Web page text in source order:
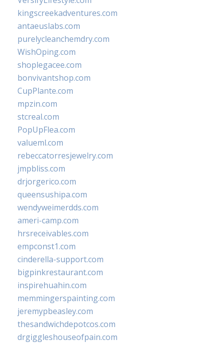
kingscreekadventures.com
antaeuslabs.com
purelycleanchemdry.com
WishOping.com
shoplegacee.com
bonvivantshop.com
CupPlante.com
mpzin.com
stcreal.com
PopUpFlea.com
valueml.com
rebeccatorresjewelry.com
jmpbliss.com
drjorgerico.com
queensushipa.com
wendyweimerdds.com
ameri-camp.com
hrsreceivables.com
empconst1.com
cinderella-support.com
bigpinkrestaurant.com
inspirehuahin.com
memmingerspainting.com
jeremypbeasley.com
thesandwichdepotcos.com
drgiggleshouseofpain.com